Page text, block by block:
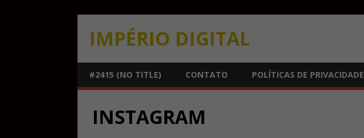
IMPÉRIO DIGITAL
#2415 (NO TITLE) CONTATO POLÍTICAS DE PRIVACIDADE
INSTAGRAM